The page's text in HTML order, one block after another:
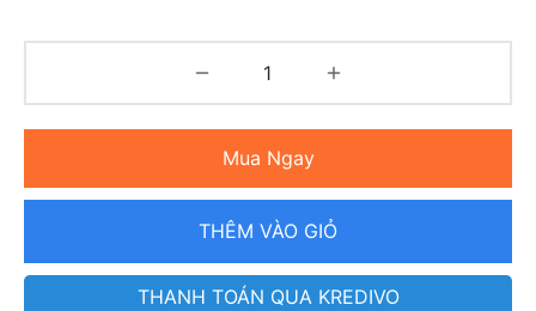
Mua Ngay
THÊM VÀO GIỎ
THANH TOÁN QUA KREDIVO